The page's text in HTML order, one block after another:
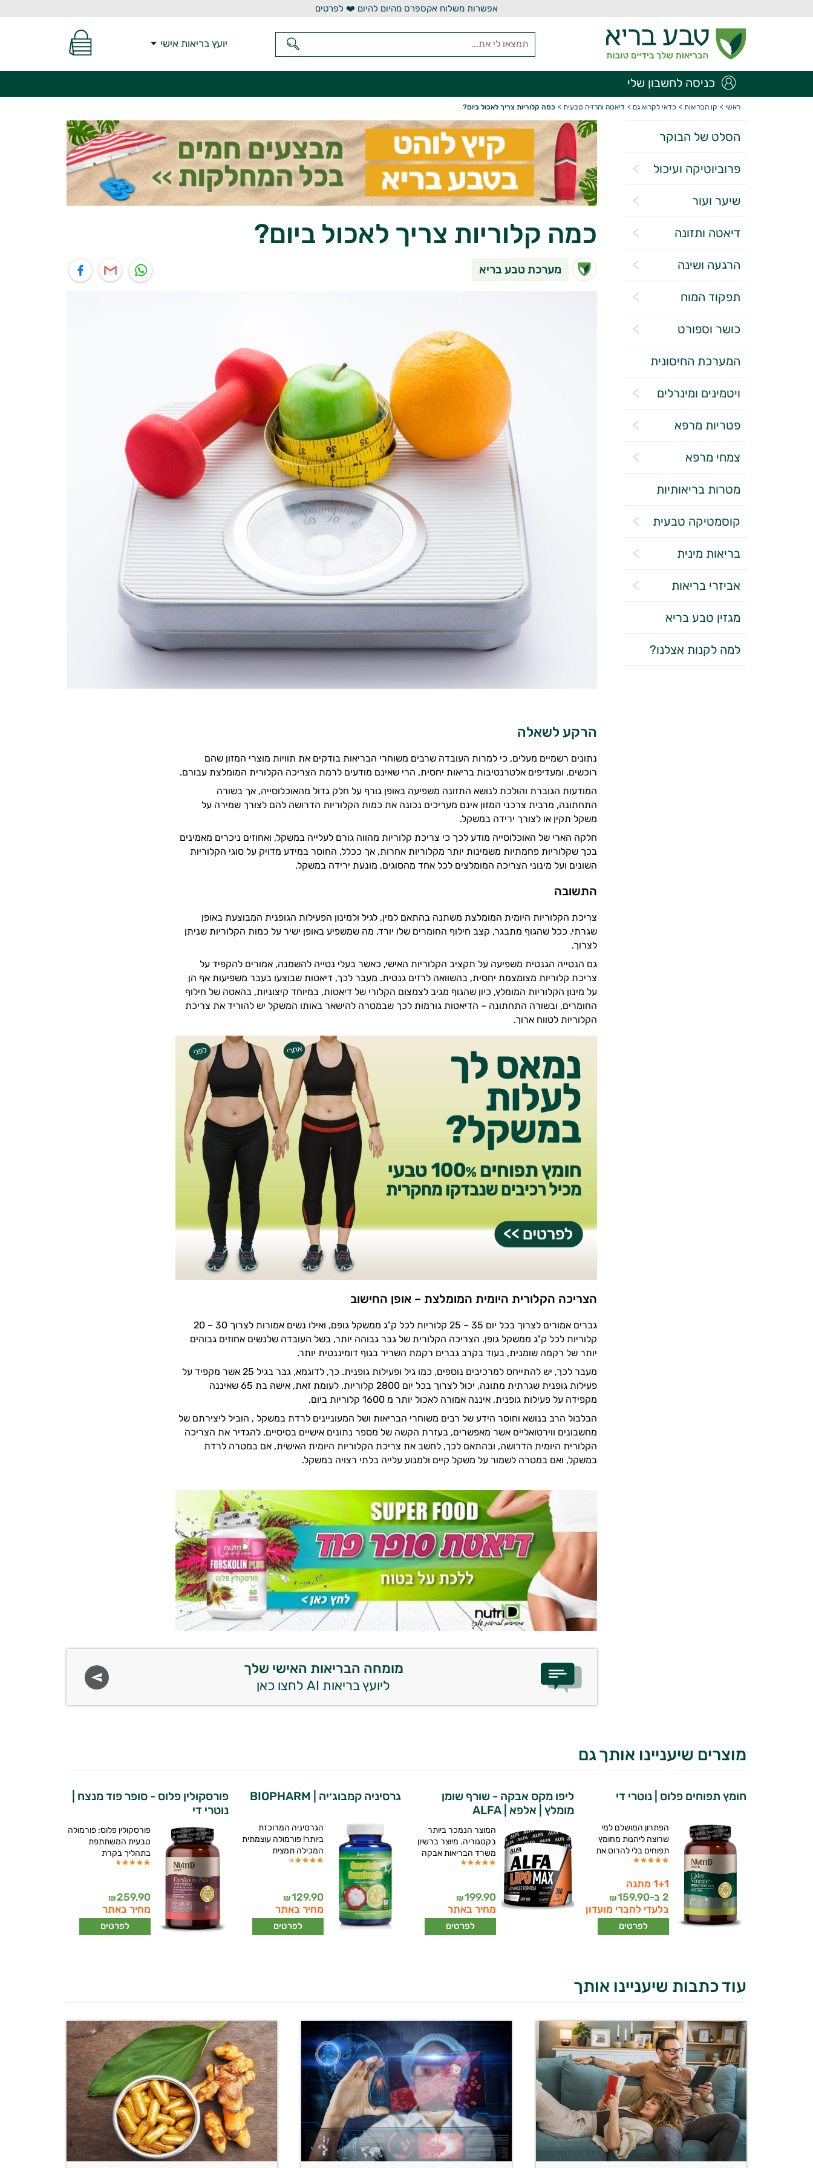
אפשרות משלוח אקספרס מהיום להיום ❤️ לפרטים
יועץ בריאות אישי
כניסה לחשבון שלי
ראשי > קו הבריאות > כדאי לקרוא גם > דיאטה והרזיה טבעית > כמה קלוריות צריך לאכול ביום?
הסלט של הבוקר
פרוביוטיקה ועיכול
שיער ועור
דיאטה ותזונה
הרגעה ושינה
תפקוד המוח
כושר וספורט
המערכת החיסונית
ויטמינים ומינרלים
פטריות מרפא
צמחי מרפא
מטרות בריאותיות
קוסמטיקה טבעית
בריאות מינית
אביזרי בריאות
מגזין טבע בריא
למה לקנות אצלנו?
כמה קלוריות צריך לאכול ביום?
מערכת טבע בריא
הרקע לשאלה
נתונים רשמיים מעלים, כי למרות העובדה שרבים משוחרי הבריאות בודקים את תוויות מוצרי המזון שהם
רוכשים, ומעדיפים אלטרנטיבות בריאות יחסית, הרי שאינם מודעים לרמת הצריכה הקלורית המומלצת עבורם.
המודעות הגוברת והולכת לנושא התזונה משפיעה באופן גורף על חלק גדול מהאוכלוסייה, אך בשורה
התחתונה, מרבית צרכני המזון אינם מעריכים נכונה את כמות הקלוריות הדרושה להם לצורך שמירה על
משקל תקין או לצורך ירידה במשקל.
חלקה הארי של האוכלוסייה מודע לכך כי צריכת קלוריות מהווה גורם לעלייה במשקל, ואחוזים ניכרים מאמינים
בכך שקלוריות פחמתיות משמינות יותר מקלוריות אחרות, אך ככלל, החוסר במידע מדויק על סוגי הקלוריות
השונים ועל מינוני הצריכה המומלצים לכל אחד מהסוגים, מונעת ירידה במשקל.
התשובה
צריכת הקלוריות היומית המומלצת משתנה בהתאם למין, לגיל ולמינון הפעילות הגופנית המבוצעת באופן
שגרתי. ככל שהגוף מתבגר, קצב חילוף החומרים שלו יורד, מה שמשפיע באופן ישיר על כמות הקלוריות שניתן
לצרוך.
גם הנטייה הגנטית משפיעה על תקציב הקלוריות האישי, כאשר בעלי נטייה להשמנה, אמורים להקפיד על
צריכת קלוריות מצומצמת יחסית, בהשוואה לרזים גנטית. מעבר לכך, דיאטות שבוצעו בעבר משפיעות אף הן
על מינון הקלוריות המומלץ, כיון שהגוף מגיב לצמצום הקלורי של דיאטות, במיוחד קיצוניות, בהאטה של חילוף
החומרים, ובשורה התחתונה – הדיאטות גורמות לכך שבמטרה להישאר באותו המשקל יש להוריד את צריכת
הקלוריות לטווח ארוך.
הצריכה הקלורית היומית המומלצת – אופן החישוב
גברים אמורים לצרוך בכל יום 35 – 25 קלוריות לכל ק"ג ממשקל גופם, ואילו נשים אמורות לצרוך 30 – 20
קלוריות לכל ק"ג ממשקל גופן. הצריכה הקלורית של גבר גבוהה יותר, בשל העובדה שלנשים אחוזים גבוהים
יותר של רקמה שומנית, בעוד בקרב גברים רקמת השריר בגוף דומיננטית יותר.
מעבר לכך, יש להתייחס למרכיבים נוספים, כמו גיל ופעילות גופנית. כך, לדוגמא, גבר בגיל 25 אשר מקפיד על
פעילות גופנית שגרתית מתונה, יכול לצרוך בכל יום 2800 קלוריות. לעומת זאת, אישה בת 65 שאיננה
מקפידה על פעילות גופנית, איננה אמורה לאכול יותר מ 1600 קלוריות ביום.
הבלבול הרב בנושא וחוסר הידע של רבים משוחרי הבריאות ושל המעוניינים לרדת במשקל , הוביל ליצירתם של
מחשבונים ווירטואליים אשר מאפשרים, בעזרת הקשה של מספר נתונים אישיים בסיסיים, להגדיר את הצריכה
הקלורית היומית הדרושה, ובהתאם לכך, לחשב את צריכת הקלוריות היומית האישית, אם במטרה לרדת
במשקל, ואם במטרה לשמור על משקל קיים ולמנוע עלייה בלתי רצויה במשקל.
מומחה הבריאות האישי שלך
ליועץ בריאות AI לחצו כאן
מוצרים שיעניינו אותך גם
חומץ תפוחים פלוס | נוטרי די
הפתרון המושלם למי
שרוצה ליהנות מחומץ
תפוחים בלי להרוס את
1+1 מתנה
2 ב-
159.90
₪
בלעדי לחברי מועדון
לפרטים
ליפו מקס אבקה - שורף שומן
מומלץ | אלפא | ALFA
המוצר הנמכר ביותר
בקטגוריה. מיוצר ברשיון
משרד הבריאות אבקה
199.90
₪
מחיר באתר
לפרטים
גרסיניה קמבוג׳יה | BIOPHARM
הגרסיניה המרוכזת
ביותר! פורמולה עוצמתית
המכילה תמצית
129.90
₪
מחיר באתר
לפרטים
פורסקולין פלוס - סופר פוד מנצח |
נוטרי די
פורסקולין פלוס: פורמולה
טבעית המשתתפת
בתהליך בקרת
259.90
₪
מחיר באתר
לפרטים
עוד כתבות שיעניינו אותך